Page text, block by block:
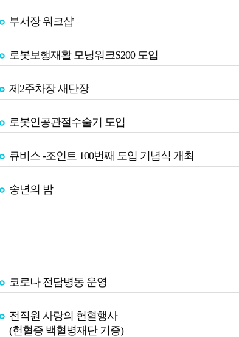
부서장 워크샵
로봇보행재활 모닝워크S200 도입
제2주차장 새단장
로봇인공관절수술기 도입
큐비스 -조인트 100번째 도입 기념식 개최
송년의 밤
코로나 전담병동 운영
전직원 사랑의 헌혈행사
(헌혈증 백혈병재단 기증)